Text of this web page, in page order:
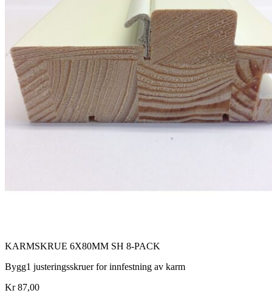
KARMSKRUE 6X80MM SH 8-PACK
Bygg1 justeringsskruer for innfestning av karm
Kr 87,00